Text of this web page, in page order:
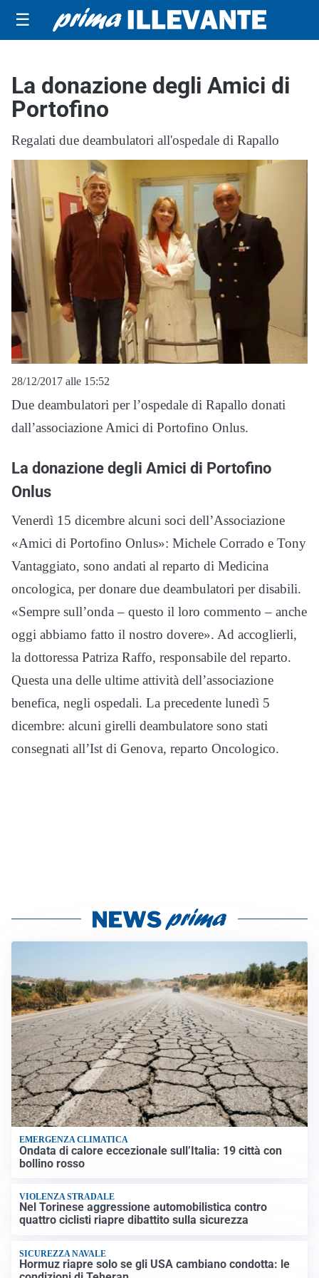
☰
La donazione degli Amici di
Portofino
Regalati due deambulatori all'ospedale di Rapallo
28/12/2017 alle 15:52
Due deambulatori per l’ospedale di Rapallo donati
dall’associazione Amici di Portofino Onlus.
La donazione degli Amici di Portofino
Onlus
Venerdì 15 dicembre alcuni soci dell’Associazione
«Amici di Portofino Onlus»: Michele Corrado e Tony
Vantaggiato, sono andati al reparto di Medicina
oncologica, per donare due deambulatori per disabili.
«Sempre sull’onda – questo il loro commento – anche
oggi abbiamo fatto il nostro dovere». Ad accoglierli,
la dottoressa Patriza Raffo, responsabile del reparto.
Questa una delle ultime attività dell’associazione
benefica, negli ospedali. La precedente lunedì 5
dicembre: alcuni girelli deambulatore sono stati
consegnati all’Ist di Genova, reparto Oncologico.
EMERGENZA CLIMATICA
Ondata di calore eccezionale sull’Italia: 19 città con
bollino rosso
VIOLENZA STRADALE
Nel Torinese aggressione automobilistica contro
quattro ciclisti riapre dibattito sulla sicurezza
SICUREZZA NAVALE
Hormuz riapre solo se gli USA cambiano condotta: le